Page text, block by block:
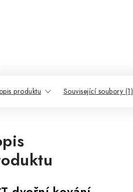
produktu Související soubory (1)